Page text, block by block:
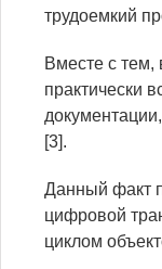
трудоемкий
Вместе с тем,
практически
[3].
Данный факт
цифровой
циклом